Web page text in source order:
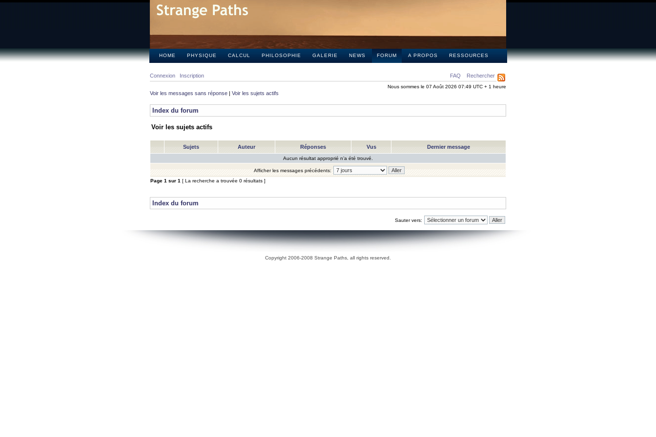
HOME PHYSIQUE CALCUL PHILOSOPHIE GALERIE NEWS FORUM A PROPOS RESSOURCES
FAQ Rechercher
Connexion Inscription
Nous sommes le 07 Août 2026 07:49 UTC + 1 heure
Voir les messages sans réponse | Voir les sujets actifs
Index du forum
Voir les sujets actifs
Sujets Auteur Réponses Vus Dernier message
Aucun résultat approprié n’a été trouvé.
Afficher les messages précédents:
Page 1 sur 1 [ La recherche a trouvée 0 résultats ]
Index du forum
Sauter vers:
Copyright 2006-2008 Strange Paths, all rights reserved.